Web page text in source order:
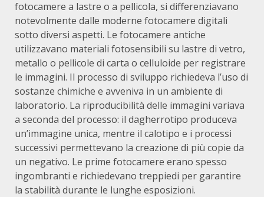
fotocamere a lastre o a pellicola, si differenziavano
notevolmente dalle moderne fotocamere digitali
sotto diversi aspetti. Le fotocamere antiche
utilizzavano materiali fotosensibili su lastre di vetro,
metallo o pellicole di carta o celluloide per registrare
le immagini. Il processo di sviluppo richiedeva l’uso di
sostanze chimiche e avveniva in un ambiente di
laboratorio. La riproducibilità delle immagini variava
a seconda del processo: il dagherrotipo produceva
un’immagine unica, mentre il calotipo e i processi
successivi permettevano la creazione di più copie da
un negativo. Le prime fotocamere erano spesso
ingombranti e richiedevano treppiedi per garantire
la stabilità durante le lunghe esposizioni.